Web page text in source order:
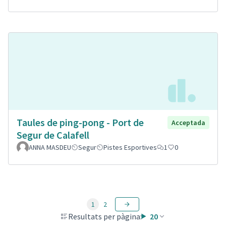
Taules de ping-pong - Port de
Segur de Calafell
Acceptada
ANNA MASDEU Segur Pistes Esportives 1 0
Resultats per pàgina: 20
1 2